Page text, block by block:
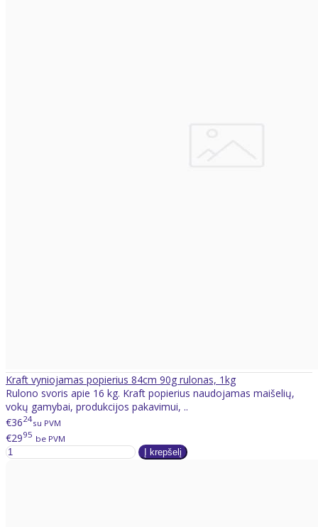
Kraft vyniojamas popierius 84cm 90g rulonas, 1kg
Rulono svoris apie 16 kg. Kraft popierius naudojamas maišelių,
vokų gamybai, produkcijos pakavimui, ..
€3624su PVM
€2995 be PVM